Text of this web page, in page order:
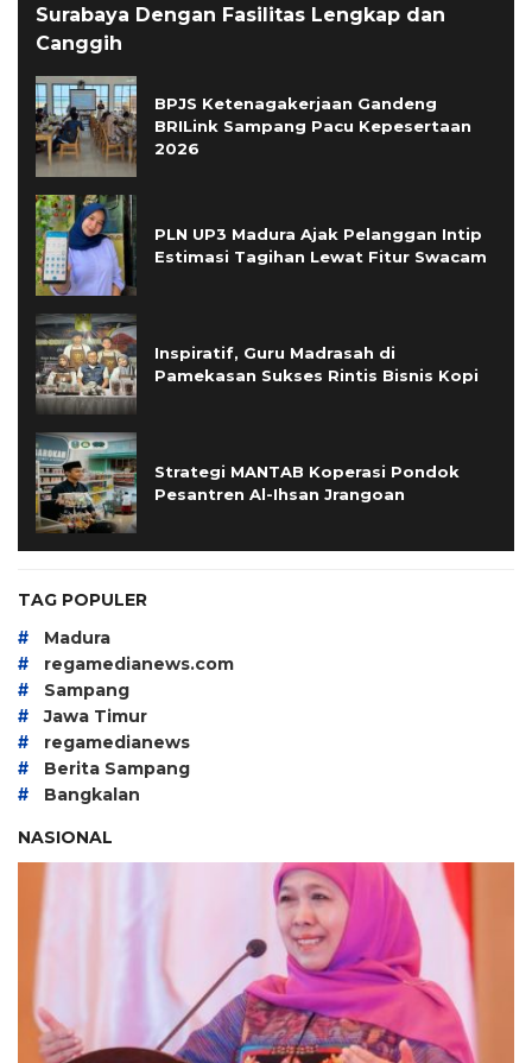
Surabaya Dengan Fasilitas Lengkap dan
Canggih
BPJS Ketenagakerjaan Gandeng
BRILink Sampang Pacu Kepesertaan
2026
PLN UP3 Madura Ajak Pelanggan Intip
Estimasi Tagihan Lewat Fitur Swacam
Inspiratif, Guru Madrasah di
Pamekasan Sukses Rintis Bisnis Kopi
Strategi MANTAB Koperasi Pondok
Pesantren Al-Ihsan Jrangoan
TAG POPULER
# Madura
# regamedianews.com
# Sampang
# Jawa Timur
# regamedianews
# Berita Sampang
#
Bangkalan
NASIONAL